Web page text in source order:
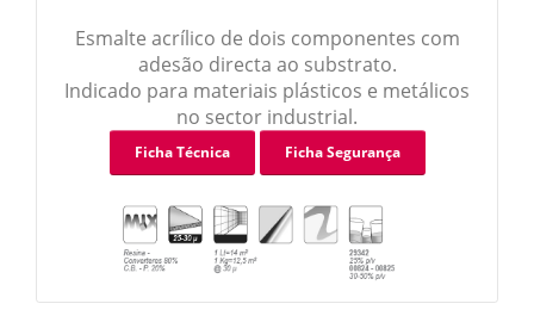
Esmalte acrílico de dois componentes com
adesão directa ao substrato.
Indicado para materiais plásticos e metálicos
no sector industrial.
Ficha Técnica Ficha Segurança